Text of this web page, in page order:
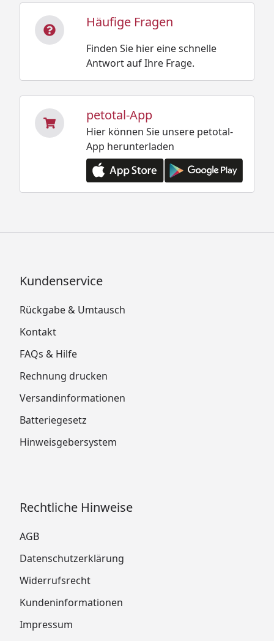
Häufige Fragen
Finden Sie hier eine schnelle
Antwort auf Ihre Frage.
petotal-App
Hier können Sie unsere petotal-
App herunterladen
Kundenservice
Rückgabe & Umtausch
Kontakt
FAQs & Hilfe
Rechnung drucken
Versandinformationen
Batteriegesetz
Hinweisgebersystem
Rechtliche Hinweise
AGB
Datenschutzerklärung
Widerrufsrecht
Kundeninformationen
Impressum